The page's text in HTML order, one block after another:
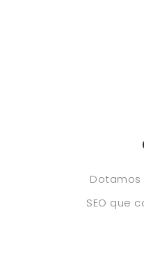
SEO que